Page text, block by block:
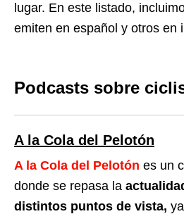
lugar. En este listado,
emiten en español y otros en
Podcasts sobre
A la Cola del Pelotón
A la Cola del Pelotón es un
donde se repasa la
distintos puntos de vista,